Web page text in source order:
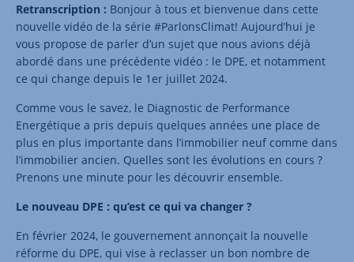
Retranscription : Bonjour à tous et bienvenue dans cette
nouvelle vidéo de la série #ParlonsClimat! Aujourd’hui je
vous propose de parler d’un sujet que nous avions déjà
abordé dans une précédente vidéo : le DPE, et notamment
ce qui change depuis le 1er juillet 2024.
Comme vous le savez, le Diagnostic de Performance
Energétique a pris depuis quelques années une place de
plus en plus importante dans l’immobilier neuf comme dans
l’immobilier ancien. Quelles sont les évolutions en cours ?
Prenons une minute pour les découvrir ensemble.
Le nouveau DPE : qu’est ce qui va changer ?
En février 2024, le gouvernement annonçait la nouvelle
réforme du DPE, qui vise à reclasser un bon nombre de